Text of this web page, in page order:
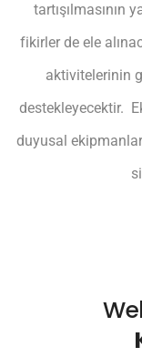
tartışılmasının
fikirler de ele
aktivitelerinin
destekleyecektir.
duyusal